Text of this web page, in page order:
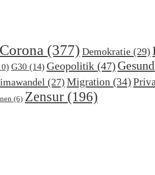
Corona (377) Demokratie (29)
G30 (14) Geopolitik (47)
(27) Migration (34)
(6) Zensur (196)